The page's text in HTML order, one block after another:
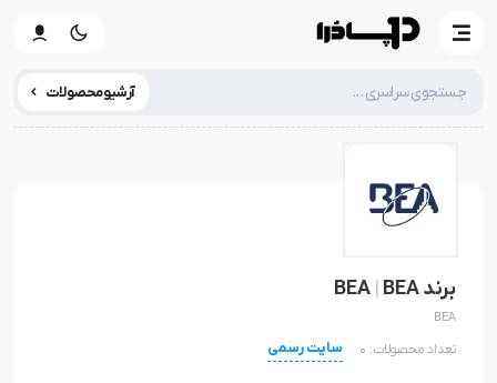
آرشیو محصولات
برند BEABEA
BEA
تعداد محصولات: 0 سایت رسمی